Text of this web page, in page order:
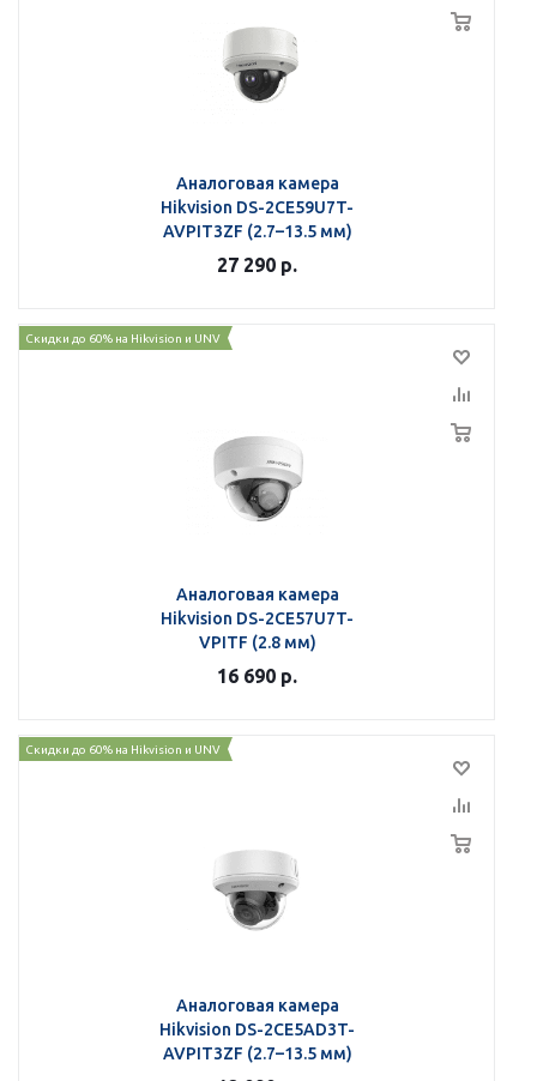
Аналоговая камера
Hikvision DS-2CE59U7T-
AVPIT3ZF (2.7–13.5 мм)
27 290 р.
Скидки до 60% на Hikvision и UNV
Аналоговая камера
Hikvision DS-2CE57U7T-
VPITF (2.8 мм)
16 690 р.
Скидки до 60% на Hikvision и UNV
Аналоговая камера
Hikvision DS-2CE5AD3T-
AVPIT3ZF (2.7–13.5 мм)